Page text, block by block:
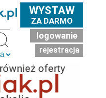
WYSTAW
ZA DARMO
logowanie
rejestracja